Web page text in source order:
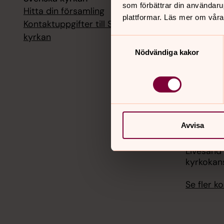
som förbättrar din
plattformar. Läs mer om
Nödvändiga kakor
Avvisa
Hitta din församling
Kontaktuppgifter till Svenska
kyrkan
1
Se fler